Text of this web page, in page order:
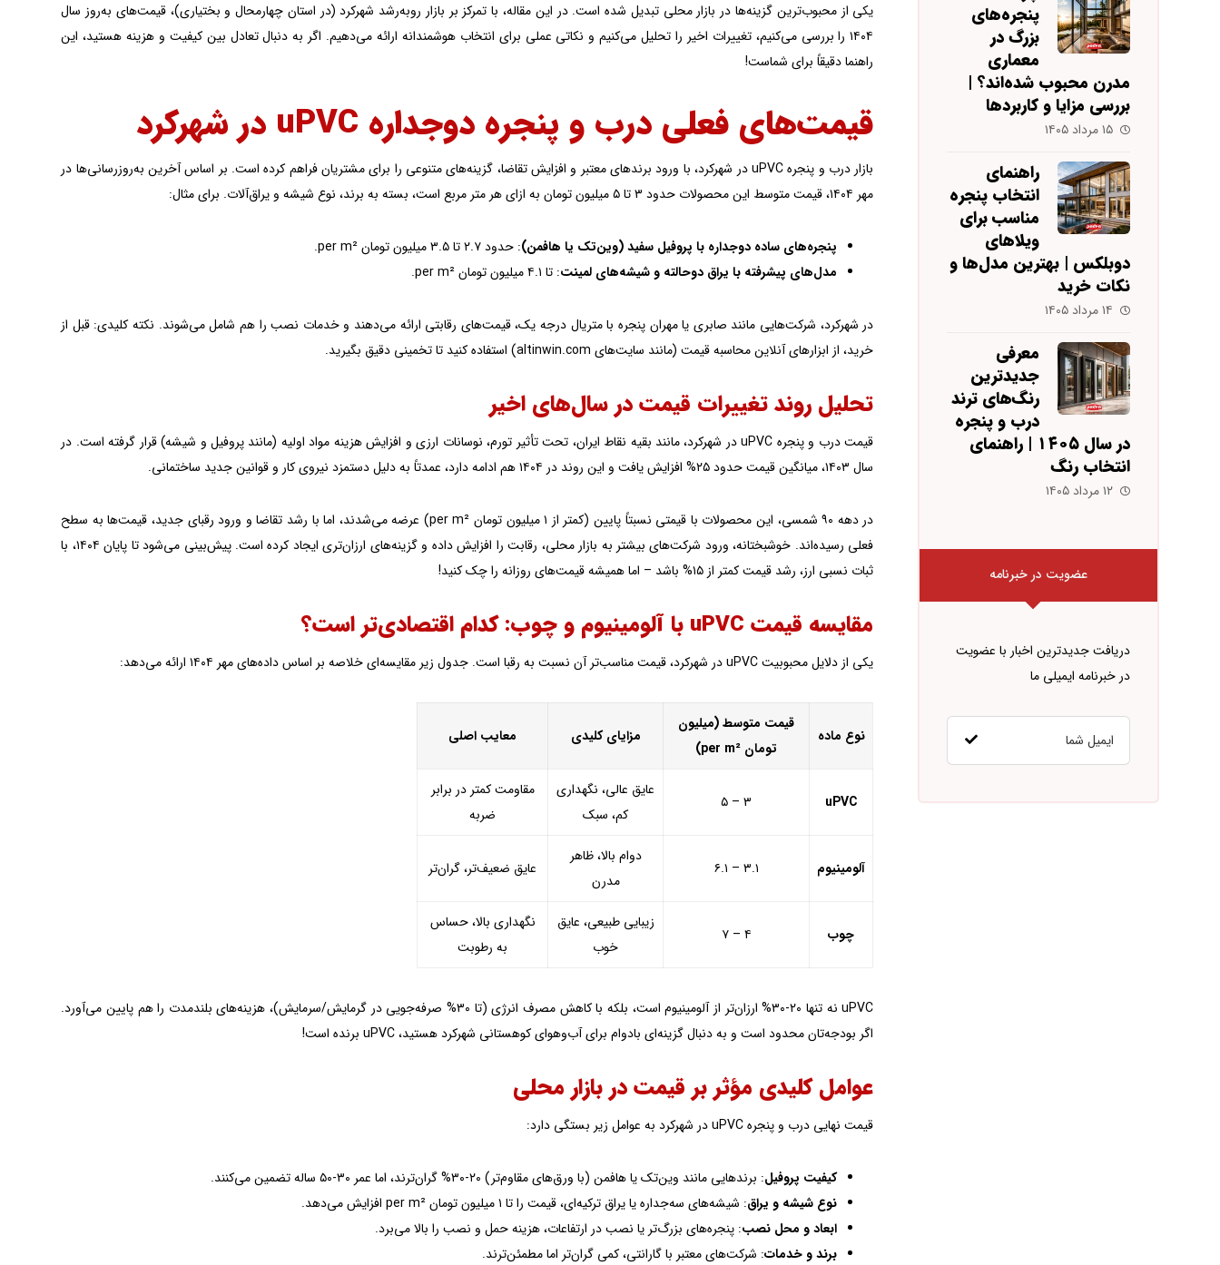
یکی از محبوب‌ترین گزینه‌ها در بازار محلی تبدیل شده‌ است. در این مقاله، با تمرکز بر بازار روبه‌رشد شهرکرد (در استان چهارمحال و بختیاری)، قیمت‌های به‌روز سال
۱۴۰۴ را بررسی می‌کنیم، تغییرات اخیر را تحلیل می‌کنیم و نکاتی عملی برای انتخاب هوشمندانه ارائه می‌دهیم. اگر به دنبال تعادل بین کیفیت و هزینه هستید، این
راهنما دقیقاً برای شماست!
قیمت‌های فعلی درب و پنجره دوجداره uPVC در شهرکرد
بازار درب و پنجره uPVC در شهرکرد، با ورود برندهای معتبر و افزایش تقاضا، گزینه‌های متنوعی را برای مشتریان فراهم کرده است. بر اساس آخرین به‌روزرسانی‌ها در
مهر ۱۴۰۴، قیمت متوسط این محصولات حدود ۳ تا ۵ میلیون تومان به ازای هر متر مربع است، بسته‌ به برند، نوع شیشه و یراق‌آلات. برای مثال:
پنجره‌های ساده دوجداره با پروفیل سفید (وین‌تک یا هافمن): حدود ۲.۷ تا ۳.۵ میلیون تومان per m².
مدل‌های پیشرفته با یراق دوحالته و شیشه‌های لمینت: تا ۴.۱ میلیون تومان per m².
در شهرکرد، شرکت‌هایی مانند صابری یا مهران پنجره با متریال درجه یک، قیمت‌های رقابتی ارائه می‌دهند و خدمات نصب را هم شامل می‌شوند. نکته کلیدی: قبل از
خرید، از ابزارهای آنلاین محاسبه قیمت (مانند سایت‌های altinwin.com) استفاده کنید تا تخمینی دقیق بگیرید.
تحلیل روند تغییرات قیمت در سال‌های اخیر
قیمت درب و پنجره uPVC در شهرکرد، مانند بقیه نقاط ایران، تحت تأثیر تورم، نوسانات ارزی و افزایش هزینه مواد اولیه (مانند پروفیل و شیشه) قرار گرفته است. در
سال ۱۴۰۳، میانگین قیمت حدود ۲۵% افزایش یافت و این روند در ۱۴۰۴ هم ادامه دارد، عمدتاً به دلیل دستمزد نیروی کار و قوانین جدید ساختمانی.
در دهه ۹۰ شمسی، این محصولات با قیمتی نسبتاً پایین (کمتر از ۱ میلیون تومان per m²) عرضه می‌شدند، اما با رشد تقاضا و ورود رقبای جدید، قیمت‌ها به سطح
فعلی رسیده‌اند. خوشبختانه، ورود شرکت‌های بیشتر به بازار محلی، رقابت را افزایش داده و گزینه‌های ارزان‌تری ایجاد کرده است. پیش‌بینی می‌شود تا پایان ۱۴۰۴، با
ثبات نسبی ارز، رشد قیمت کمتر از ۱۵% باشد – اما همیشه قیمت‌های روزانه را چک کنید!
مقایسه قیمت uPVC با آلومینیوم و چوب: کدام اقتصادی‌تر است؟
یکی از دلایل محبوبیت uPVC در شهرکرد، قیمت مناسب‌تر آن نسبت به رقبا است. جدول زیر مقایسه‌ای خلاصه بر اساس داده‌های مهر ۱۴۰۴ ارائه می‌دهد:
نوع ماده
قیمت متوسط (میلیون
تومان per m²)
مزایای کلیدی معایب اصلی
uPVC ۳ – ۵
عایق عالی، نگهداری
کم، سبک
مقاومت کمتر در برابر
ضربه
آلومینیوم ۳.۱ – ۶.۱
دوام بالا، ظاهر
مدرن
عایق ضعیف‌تر، گران‌تر
چوب ۴ – ۷
زیبایی طبیعی، عایق
خوب
نگهداری بالا، حساس
به رطوبت
uPVC نه تنها ۲۰-۳۰% ارزان‌تر از آلومینیوم است، بلکه با کاهش مصرف انرژی (تا ۳۰% صرفه‌جویی در گرمایش/سرمایش)، هزینه‌های بلندمدت را هم پایین می‌آورد.
اگر بودجه‌تان محدود است و به دنبال گزینه‌ای بادوام برای آب‌وهوای کوهستانی شهرکرد هستید، uPVC برنده است!
عوامل کلیدی مؤثر بر قیمت در بازار محلی
قیمت نهایی درب و پنجره uPVC در شهرکرد به عوامل زیر بستگی دارد:
کیفیت پروفیل: برندهایی مانند وین‌تک یا هافمن (با ورق‌های مقاوم‌تر) ۲۰-۳۰% گران‌ترند، اما عمر ۳۰-۵۰ ساله تضمین می‌کنند.
نوع شیشه و یراق: شیشه‌های سه‌جداره یا یراق ترکیه‌ای، قیمت را تا ۱ میلیون تومان per m² افزایش می‌دهد.
ابعاد و محل نصب: پنجره‌های بزرگ‌تر یا نصب در ارتفاعات، هزینه حمل و نصب را بالا می‌برد.
برند و خدمات: شرکت‌های معتبر با گارانتی، کمی گران‌تر اما مطمئن‌ترند.
پنجره‌های
بزرگ در
معماری
مدرن محبوب شده‌اند؟ |
بررسی مزایا و کاربردها
۱۵ مرداد ۱۴۰۵
راهنمای
انتخاب پنجره
مناسب برای
ویلاهای
دوبلکس | بهترین مدل‌ها و
نکات خرید
۱۴ مرداد ۱۴۰۵
معرفی
جدیدترین
رنگ‌های ترند
درب و پنجره
در سال ۱۴۰۵ | راهنمای
انتخاب رنگ
۱۲ مرداد ۱۴۰۵
عضویت در خبرنامه
دریافت جدیدترین اخبار با عضویت
در خبرنامه ایمیلی ما